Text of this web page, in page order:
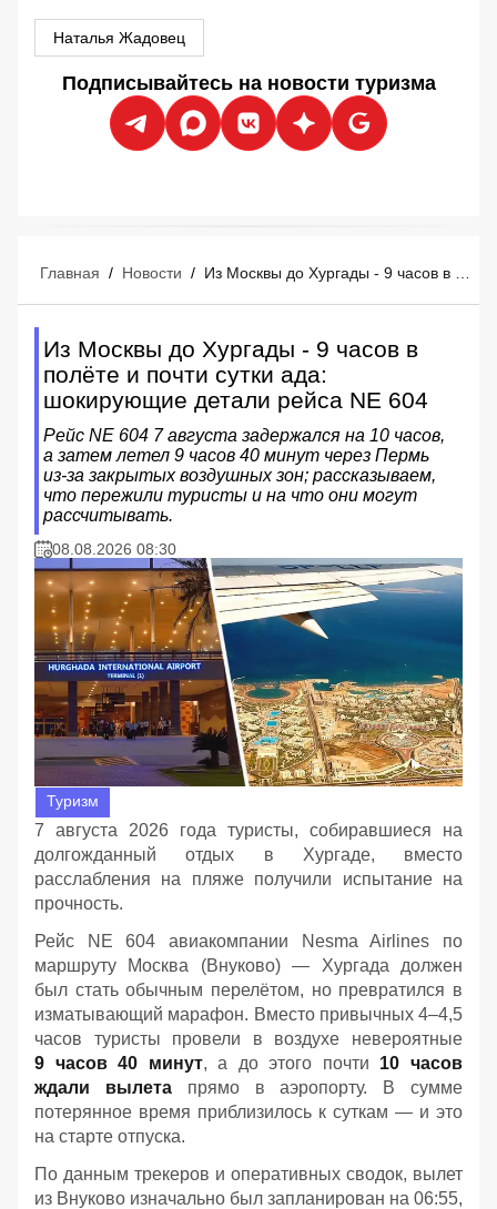
Наталья Жадовец
Подписывайтесь на новости туризма
Главная / Новости /
Из Москвы до Хургады - 9 часов в
полёте и почти сутки ада:
шокирующие детали рейса NE 604
Рейс NE 604 7 августа задержался на 10 часов,
а затем летел 9 часов 40 минут через Пермь
из‑за закрытых воздушных зон; рассказываем,
что пережили туристы и на что они могут
рассчитывать.
08.08.2026 08:30
Туризм
7 августа 2026 года туристы, собиравшиеся на
долгожданный отдых в Хургаде, вместо
расслабления на пляже получили испытание на
прочность.
Рейс NE 604 авиакомпании Nesma Airlines по
маршруту Москва (Внуково) — Хургада должен
был стать обычным перелётом, но превратился в
изматывающий марафон. Вместо привычных 4–4,5
часов туристы провели в воздухе невероятные
9 часов 40 минут, а до этого почти 10 часов
ждали вылетапрямо в аэропорту. В сумме
потерянное время приблизилось к суткам — и это
на старте отпуска.
По данным трекеров и оперативных сводок, вылет
из Внуково изначально был запланирован на 06:55,